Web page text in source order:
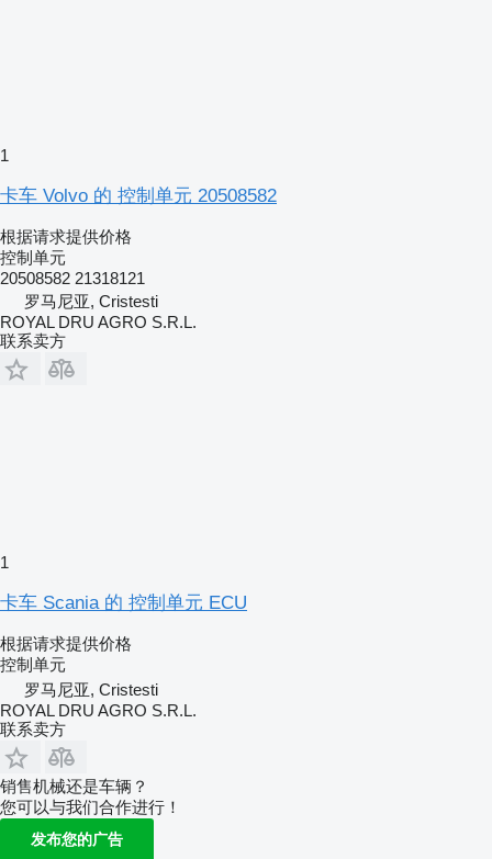
1
卡车 Volvo 的 控制单元 20508582
根据请求提供价格
控制单元
20508582 21318121
罗马尼亚, Cristesti
ROYAL DRU AGRO S.R.L.
联系卖方
1
卡车 Scania 的 控制单元 ECU
根据请求提供价格
控制单元
罗马尼亚, Cristesti
ROYAL DRU AGRO S.R.L.
联系卖方
销售机械还是车辆？
您可以与我们合作进行！
发布您的广告